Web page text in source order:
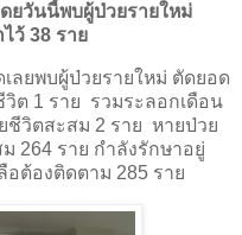
ยวันนี้พบผู้ป่วยรายใหม่
ว้ 38 ราย
ลยพบผู้ป่วยรายใหม่ ตัดยอด
วิต 1 ราย รวมระลอกเดือน
ชีวิตสะสม 2 ราย หายป่วย
264 ราย กำลังรักษาอยู่
อต้องติดตาม 285 ราย